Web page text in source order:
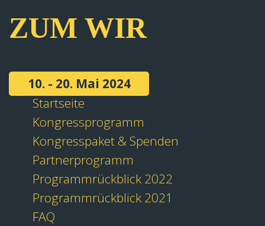
ZUM WIR
10. - 20. Mai 2024
Startseite
Kongressprogramm
Kongresspaket & Spenden
Partnerprogramm
Programmrückblick 2022
Programmrückblick 2021
FAQ